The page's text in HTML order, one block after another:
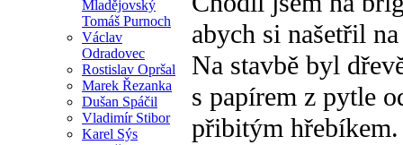
Mladějovský
Tomáš Purnoch
Václav
Odradovec
Rostislav Opršal
Marek Řezanka
Dušan Spáčil
Vladimír Stibor
Karel Sýs
abych si našetřil
Na stavbě byl
s papírem z pytle
přibitým hřebíkem.